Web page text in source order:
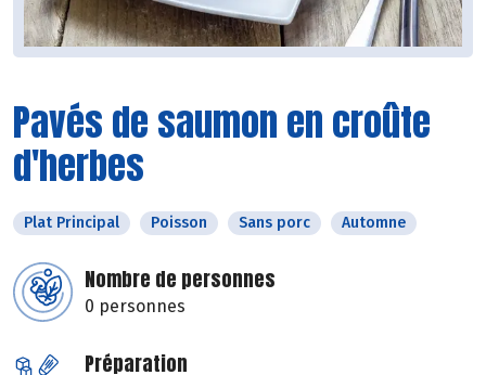
Pavés de saumon en croûte
d'herbes
Plat Principal Poisson Sans porc Automne
Nombre de personnes
0 personnes
Préparation